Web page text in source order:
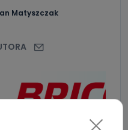
Matyszczak